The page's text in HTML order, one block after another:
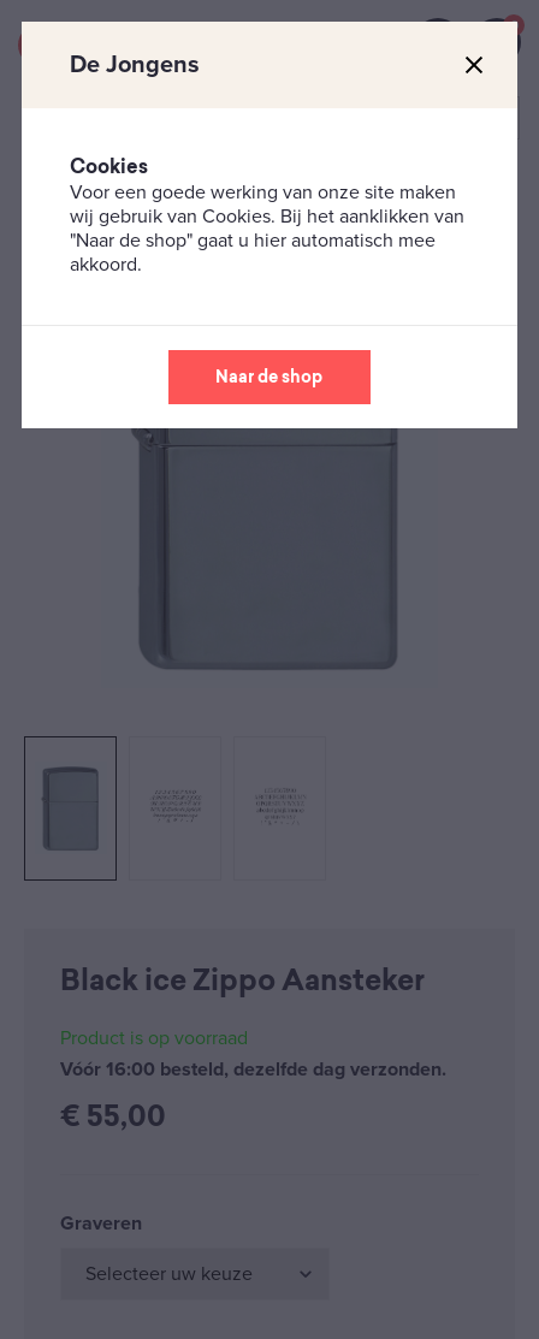
0
Zippo's Classic Black ice Zippo Aansteker
Black ice Zippo Aansteker
Product is op voorraad
Vóór 16:00 besteld, dezelfde dag verzonden.
€ 55,00
Graveren
De Jongens
Cookies
Voor een goede werking van onze site maken
wij gebruik van Cookies. Bij het aanklikken van
"Naar de shop" gaat u hier automatisch mee
akkoord.
Naar de shop